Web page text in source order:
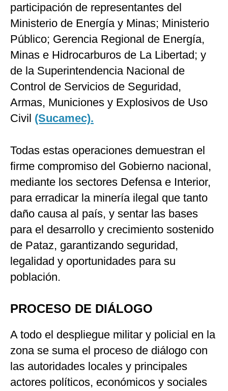
participación de representantes del
Ministerio de Energía y Minas; Ministerio
Público; Gerencia Regional de Energía,
Minas e Hidrocarburos de La Libertad; y
de la Superintendencia Nacional de
Control de Servicios de Seguridad,
Armas, Municiones y Explosivos de Uso
Civil (Sucamec).
Todas estas operaciones demuestran el
firme compromiso del Gobierno nacional,
mediante los sectores Defensa e Interior,
para erradicar la minería ilegal que tanto
daño causa al país, y sentar las bases
para el desarrollo y crecimiento sostenido
de Pataz, garantizando seguridad,
legalidad y oportunidades para su
población.
PROCESO DE DIÁLOGO
A todo el despliegue militar y policial en la
zona se suma el proceso de diálogo con
las autoridades locales y principales
actores políticos, económicos y sociales